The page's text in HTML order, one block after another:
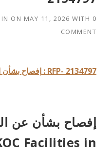
ON MAY 11, 2026 WITH 0
COMMENT
إفصاح بشأن المناقصة رقم : RFP- 2134797
إفصاح بشأن عن
Facilities in